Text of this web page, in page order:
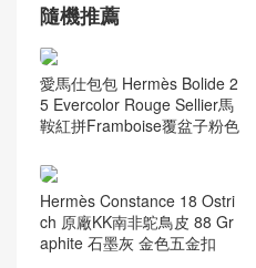
隨機推薦
愛馬仕包包 Hermès Bolide 2
5 Evercolor Rouge Sellier馬
鞍紅拼Framboise覆盆子粉色
Hermès Constance 18 Ostri
ch 原廠KK南非鴕鳥皮 88 Gr
aphite 石墨灰 金色五金扣